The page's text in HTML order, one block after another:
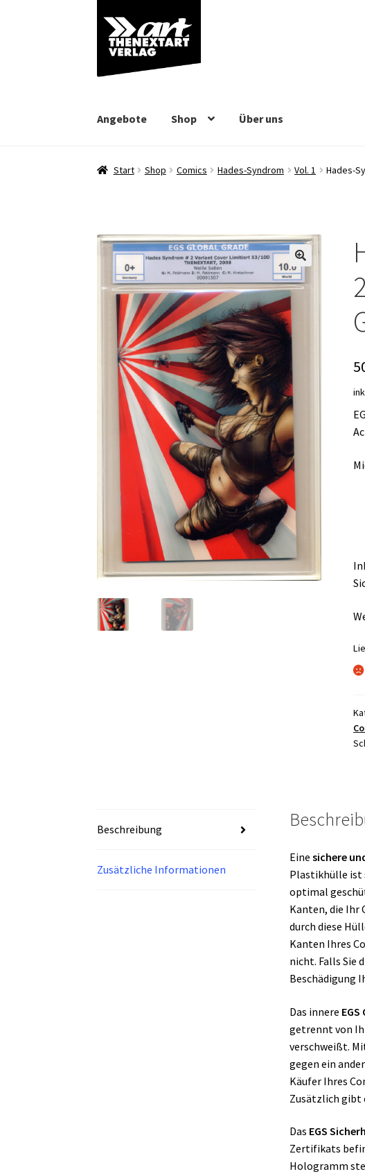
Zur
Navigation
springen
Zum
Inhalt
springen
Angebote Shop Über uns
Start Shop Comics Hades-Syndrom Vol. 1 Hades-
Beschreibung
Zusätzliche Informationen
Eine sichere
Plastikhülle ist
optimal
Kanten, die Ihr
durch diese
Kanten Ihres
nicht. Falls Sie
Beschädigung
Das innere
getrennt von
verschweißt.
gegen ein
Käufer Ihres
Zusätzlich gibt
Das EGS
Zertifikats
Hologramm